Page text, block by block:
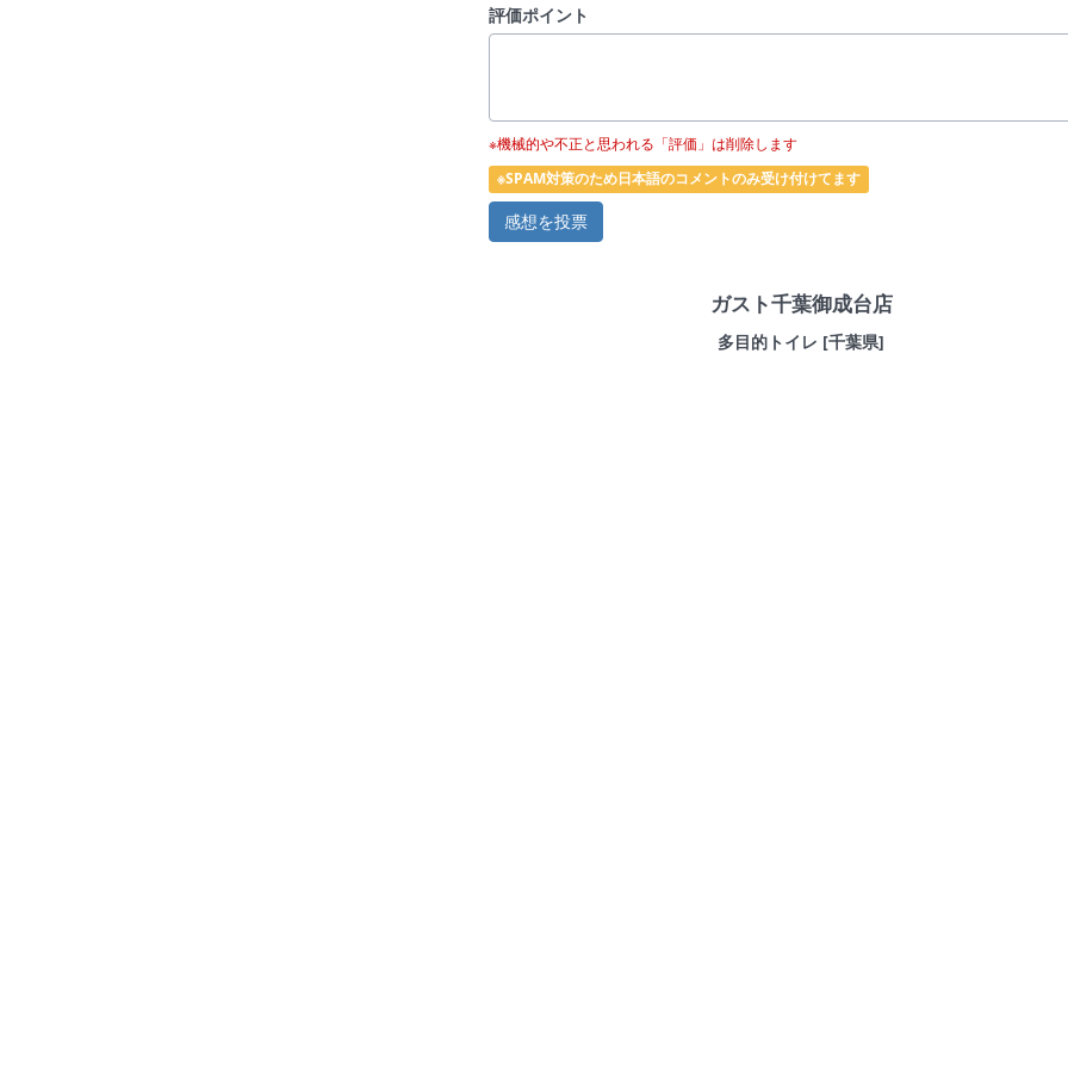
評価ポイント
※機械的や不正と思われる「評価」は削除します
※SPAM対策のため日本語のコメントのみ受け付けてます
ガスト千葉御成台店
多目的トイレ [千葉県]